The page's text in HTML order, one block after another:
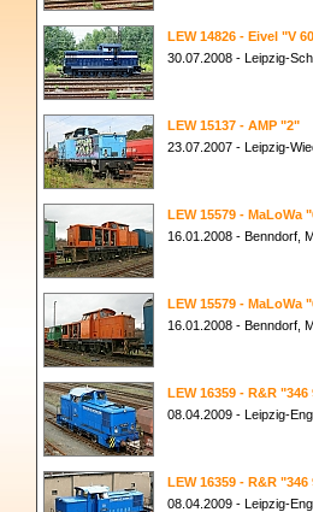
LEW 14826 - Eivel "V
30.07.2008 - Leipzig-
LEW 15137 - AMP "2"
23.07.2007 - Leipzig-
LEW 15579 - MaLoWa
16.01.2008 - Benndorf,
LEW 15579 - MaLoWa
16.01.2008 - Benndorf,
LEW 16359 - R&R "346
08.04.2009 - Leipzig-
LEW 16359 - R&R "346
08.04.2009 - Leipzig-